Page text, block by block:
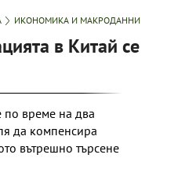
ИКОНОМИКА И МАКРОДАННИ
в Китай се
по време на два
да компенсира
вътрешно търсене